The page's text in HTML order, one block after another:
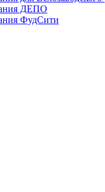
ДЕПО
ФудСити